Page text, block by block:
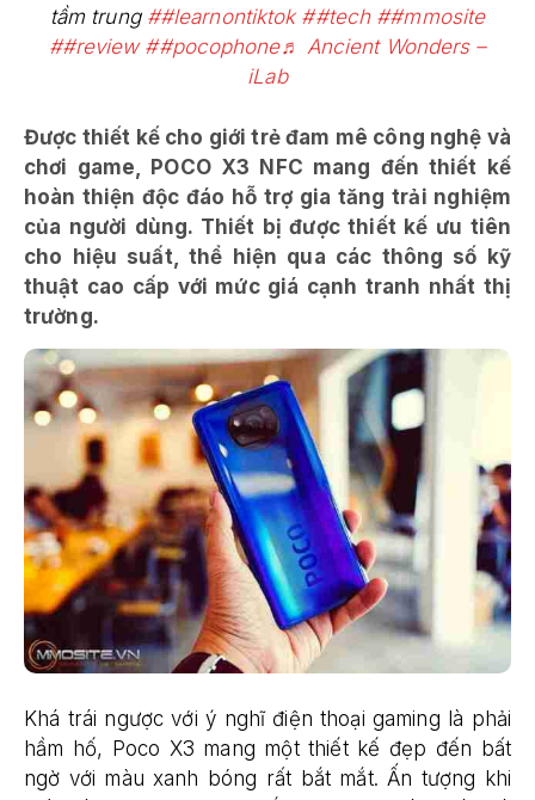
tầm trung ##learnontiktok ##tech ##mmosite
##review ##pocophone♬ Ancient Wonders –
iLab
Được thiết kế cho giới trẻ đam mê công nghệ và
chơi game, POCO X3 NFC mang đến thiết kế
hoàn thiện độc đáo hỗ trợ gia tăng trải nghiệm
của người dùng. Thiết bị được thiết kế ưu tiên
cho hiệu suất, thể hiện qua các thông số kỹ
thuật cao cấp với mức giá cạnh tranh nhất thị
trường.
Khá trái ngược với ý nghĩ điện thoại gaming là phải
hầm hố, Poco X3 mang một thiết kế đẹp đến bất
ngờ với màu xanh bóng rất bắt mắt. Ấn tượng khi